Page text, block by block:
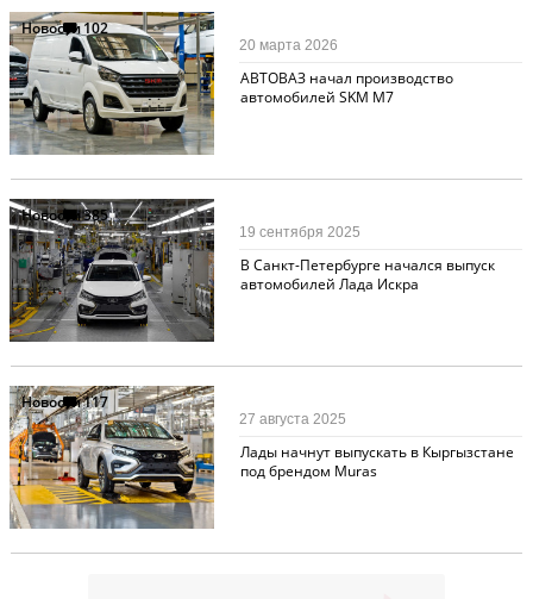
Новости102
АВТОВАЗ начал производство
автомобилей SKM М7
20 марта 2026
Новости385
В Санкт-Петербурге начался выпуск
автомобилей Лада Искра
19 сентября 2025
Новости117
Лады начнут выпускать в Кыргызстане
под брендом Muras
27 августа 2025